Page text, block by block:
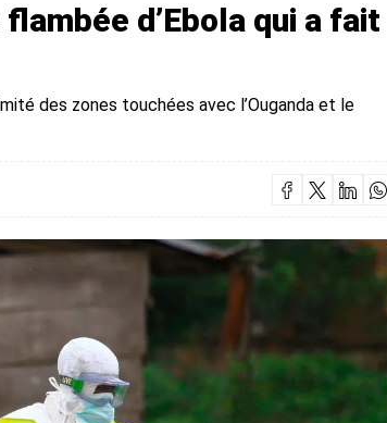
d’Ebola qui a fait
des zones touchées avec l’Ouganda et le